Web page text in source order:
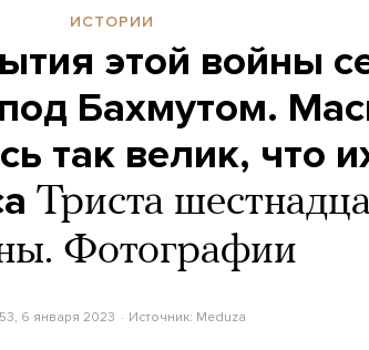
ИСТОРИИ
этой войны
Бахмутом.
так велик, что
Триста
Фотографии
6 января 2023 Источник: Meduza